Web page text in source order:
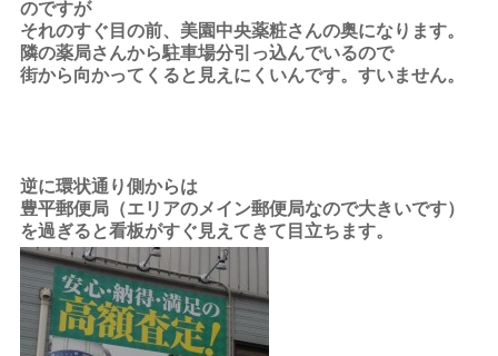
のですが
それのすぐ目の前、美園中央薬粧さんの奥になります。
隣の薬局さんから駐車場分引っ込んでいるので
街から向かってくると見えにくいんです。すいません。
逆に環状通り側からは
豊平郵便局（エリアのメイン郵便局なので大きいです）
を過ぎると看板がすぐ見えてきて目立ちます。